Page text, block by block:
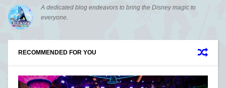
A dedicated blog endeavors to bring the Disney magic to
everyone.
RECOMMENDED FOR YOU